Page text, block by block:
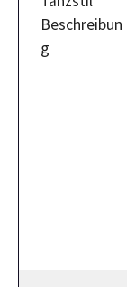
Beschreibun
g